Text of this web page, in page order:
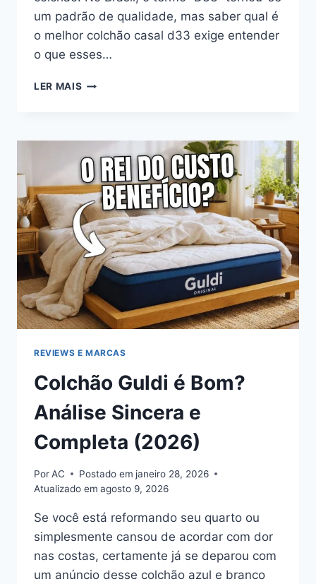
um padrão de qualidade, mas saber qual é
o melhor colchão casal d33 exige entender
o que esses…
LER MAIS MELHOR
QUAL
ESCOLHER
PARA
DORMIR
BEM
EM
2026?
REVIEWS E MARCAS
Colchão Guldi é Bom?
Análise Sincera e
Completa (2026)
PorAC Postado em janeiro 28, 2026
Atualizado em agosto 9, 2026
Se você está reformando seu quarto ou
simplesmente cansou de acordar com dor
nas costas, certamente já se deparou com
um anúncio desse colchão azul e branco